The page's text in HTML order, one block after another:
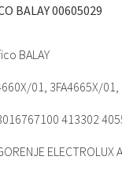
BALAY 00605029
BALAY
01, 3FA4665X/
413302
ELECTROLUX